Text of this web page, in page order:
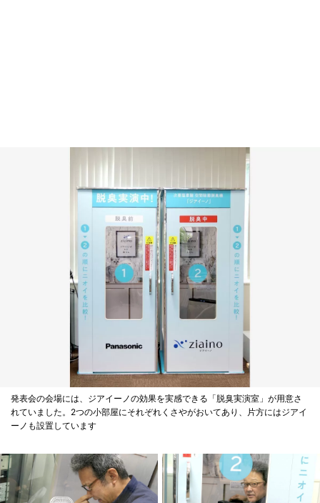
発表会の会場には、ジアイーノの効果を実感できる「脱臭実演室」が用意さ
れていました。2つの小部屋にそれぞれくさやがおいてあり、片方にはジアイ
ーノも設置しています